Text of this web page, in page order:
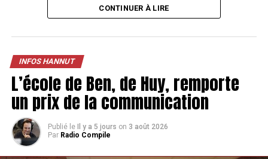
CONTINUER À LIRE
INFOS HANNUT
L’école de Ben, de Huy, remporte
un prix de la communication
Publié le Il y a 5 jours on 3 août 2026
Par Radio Compile